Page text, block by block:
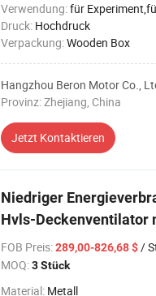
Verwendung:für Experiment,für Air
Druck: Hochdruck
Verpackung:Wooden Box
Hangzhou Beron Motor Co.,
Provinz: Zhejiang, China
Jetzt Kontaktieren
Niedriger
Hvls-Deckenventilator
FOB Preis:289,00-826,68 $/
MOQ:3 Stück
Material: Metall